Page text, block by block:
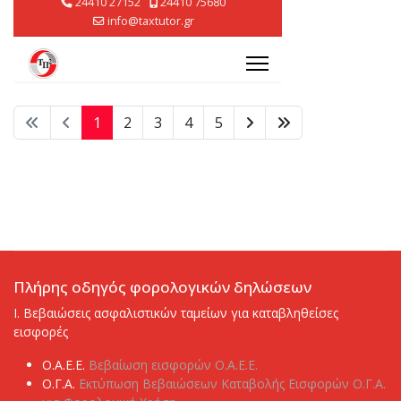
1 2 3 4 5
Πλήρης οδηγός φορολογικών δηλώσεων
I. Βεβαιώσεις ασφαλιστικών ταμείων για καταβληθείσες
εισφορές
Ο.Α.Ε.Ε. Βεβαίωση εισφορών Ο.Α.Ε.Ε.
Ο.Γ.Α. Εκτύπωση Βεβαιώσεων Καταβολής Εισφορών Ο.Γ.Α.